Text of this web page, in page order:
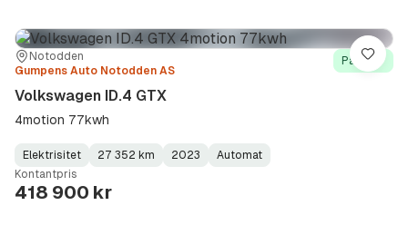
Sted:Notodden
Forhandler:
Gumpens Auto Notodden AS
På lager
Volkswagen ID.4 GTX
4motion 77kwh
Fuel
Type:
Elektrisitet
Kilometerstand:
27 352 km
Model
Year:
2023
Gearbox
Type:
Automat
Kontantpris
418 900 kr
Lagre